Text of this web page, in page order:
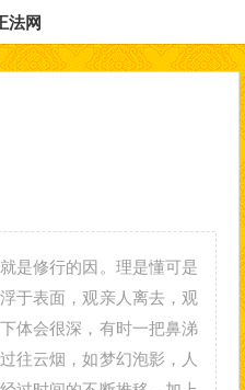
法网
是修行的因。理是懂可是
于表面，观亲人离去，观
体会很深，有时一把鼻涕
往云烟，如梦幻泡影，人